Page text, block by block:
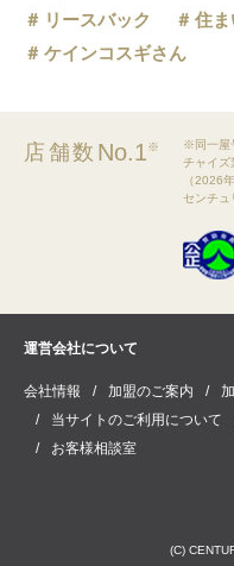
リースバック
住ま
ケインコスギさん
店舗数 No.1※
※同一屋
チャイズ
（2026
センチュ
運営会社について
会社情報 加盟のご案内
当サイトのご利用について
お客様相談室
(C)